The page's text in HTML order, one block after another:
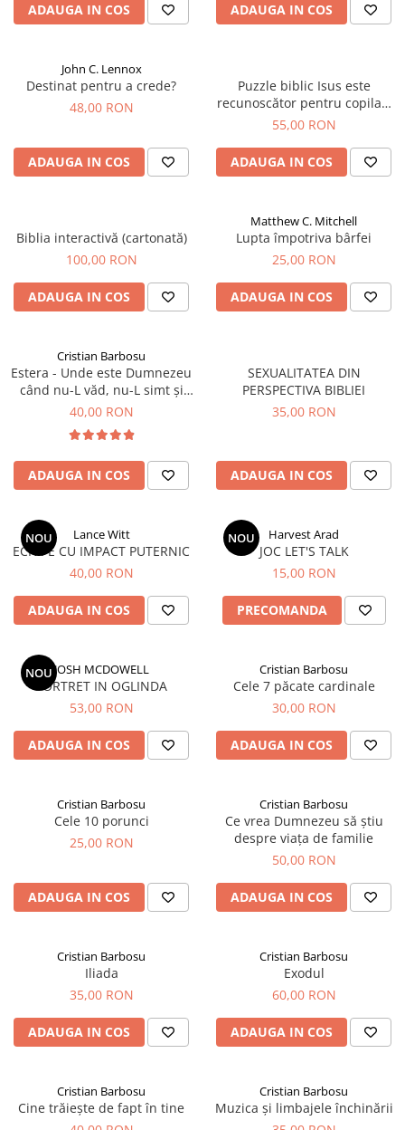
ADAUGA IN COS ADAUGA IN COS
John C. Lennox
Destinat pentru a crede?
48,00 RON
ADAUGA IN COS
Puzzle biblic Isus este
recunoscător pentru copilași
(500 Piese)
55,00 RON
ADAUGA IN COS
Biblia interactivă (cartonată)
100,00 RON
ADAUGA IN COS
Matthew C. Mitchell
Lupta împotriva bârfei
25,00 RON
ADAUGA IN COS
Cristian Barbosu
Estera - Unde este Dumnezeu
când nu-L văd, nu-L simt și
nu-l aud?
40,00 RON
ADAUGA IN COS
SEXUALITATEA DIN
PERSPECTIVA BIBLIEI
35,00 RON
ADAUGA IN COS
NOU Lance Witt
ECHIPE CU IMPACT PUTERNIC
40,00 RON
ADAUGA IN COS
NOU Harvest Arad
JOC LET'S TALK
15,00 RON
PRECOMANDA
NOUJOSH MCDOWELL
PORTRET IN OGLINDA
53,00 RON
ADAUGA IN COS
Cristian Barbosu
Cele 7 păcate cardinale
30,00 RON
ADAUGA IN COS
Cristian Barbosu
Cele 10 porunci
25,00 RON
ADAUGA IN COS
Cristian Barbosu
Ce vrea Dumnezeu să știu
despre viața de familie
50,00 RON
ADAUGA IN COS
Cristian Barbosu
Iliada
35,00 RON
ADAUGA IN COS
Cristian Barbosu
Exodul
60,00 RON
ADAUGA IN COS
Cristian Barbosu
Cine trăiește de fapt în tine
Cristian Barbosu
Muzica și limbajele închinării